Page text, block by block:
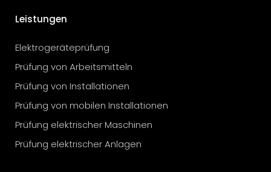
Leistungen
Elektrogeräteprüfung
Prüfung von Arbeitsmitteln
Prüfung von Installationen
Prüfung von mobilen Installationen
Prüfung elektrischer Maschinen
Prüfung elektrischer Anlagen